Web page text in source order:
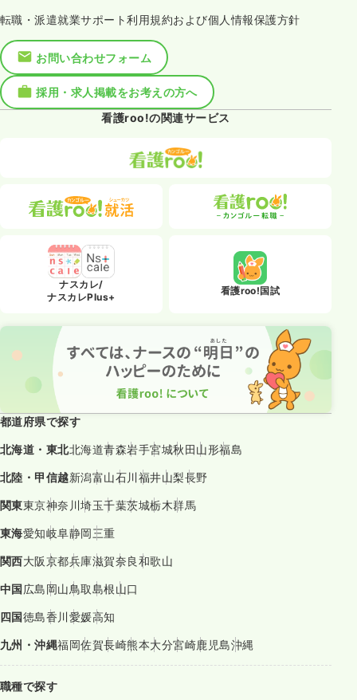
転職・派遣就業サポート利用規約および個人情報保護方針
お問い合わせフォーム
採用・求人掲載をお考えの方へ
看護roo!の関連サービス
ナスカレ/
ナスカレPlus+
看護roo!国試
都道府県で探す
北海道・東北北海道青森岩手宮城秋田山形福島
北陸・甲信越新潟富山石川福井山梨長野
関東東京神奈川埼玉千葉茨城栃木群馬
東海愛知岐阜静岡三重
関西大阪京都兵庫滋賀奈良和歌山
中国広島岡山鳥取島根山口
四国徳島香川愛媛高知
九州・沖縄福岡佐賀長崎熊本大分宮崎鹿児島沖縄
職種で探す